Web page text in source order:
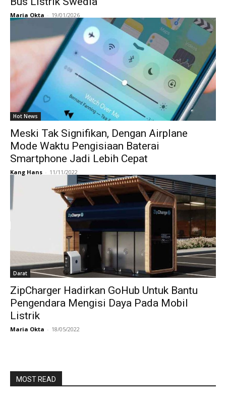
Maria Okta - 19/01/2026
Hot News
Meski Tak Signifikan, Dengan Airplane
Mode Waktu Pengisiaan Baterai
Smartphone Jadi Lebih Cepat
Kang Hans - 11/11/2022
Darat
ZipCharger Hadirkan GoHub Untuk Bantu
Pengendara Mengisi Daya Pada Mobil
Listrik
Maria Okta - 18/05/2022
MOST READ